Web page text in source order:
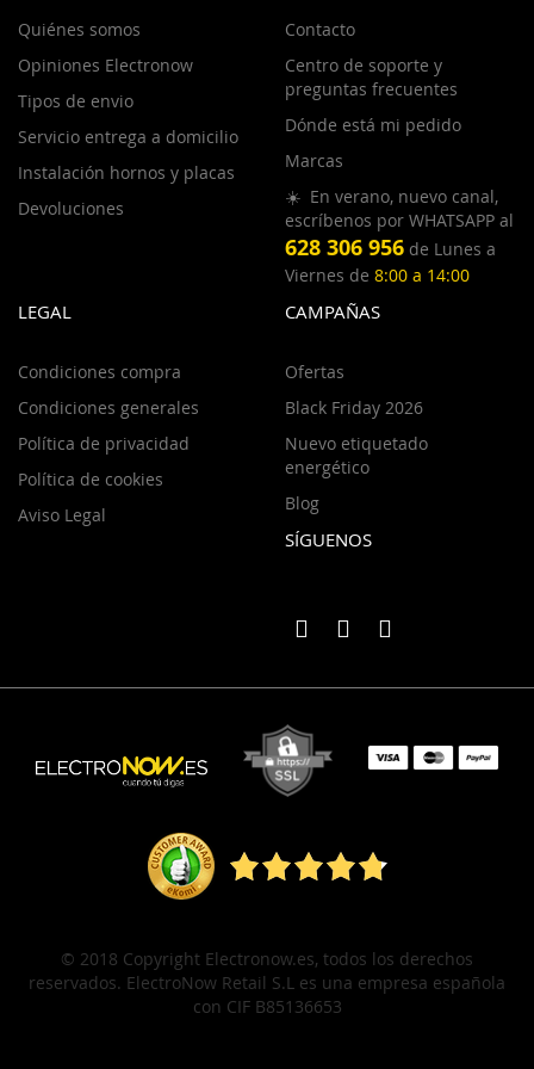
Quiénes somos
Opiniones Electronow
Tipos de envio
Servicio entrega a domicilio
Instalación hornos y placas
Devoluciones
Contacto
Centro de soporte y
preguntas frecuentes
Dónde está mi pedido
Marcas
☀️ En verano, nuevo canal,
escríbenos por WHATSAPP al
628 306 956 de Lunes a
Viernes de 8:00 a 14:00
LEGAL
Condiciones compra
Condiciones generales
Política de privacidad
Política de cookies
Aviso Legal
CAMPAÑAS
Ofertas
Black Friday 2026
Nuevo etiquetado
energético
Blog
SÍGUENOS
© 2018 Copyright Electronow.es, todos los derechos
reservados. ElectroNow Retail S.L es una empresa española
con CIF B85136653